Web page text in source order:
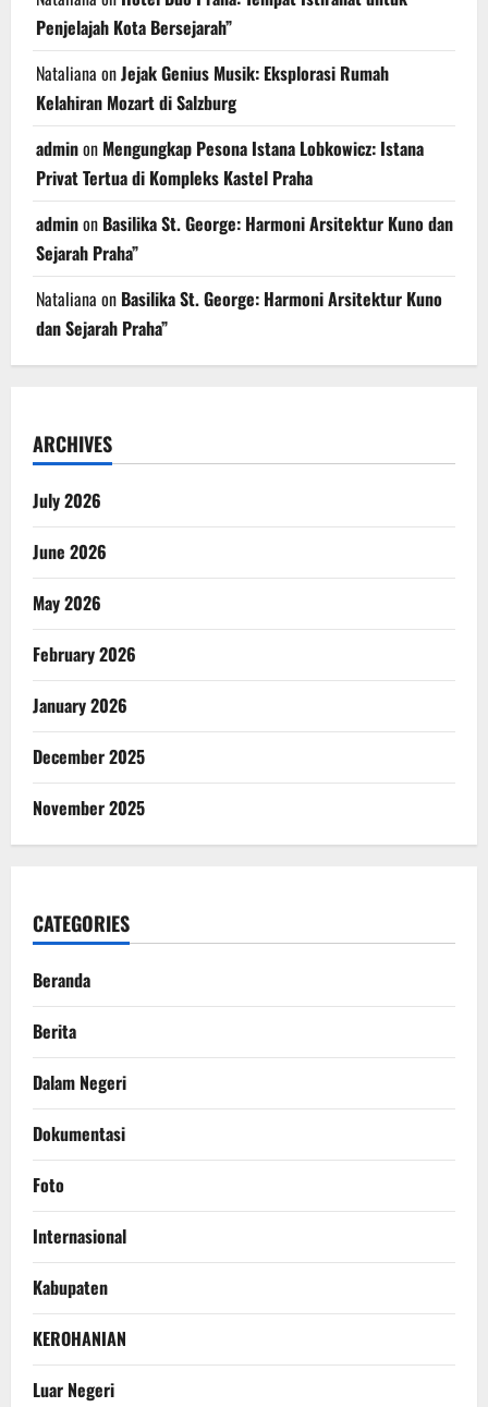
Penjelajah Kota Bersejarah”
Nataliana onJejak Genius Musik: Eksplorasi Rumah
Kelahiran Mozart di Salzburg
adminon Mengungkap Pesona Istana Lobkowicz: Istana
Privat Tertua di Kompleks Kastel Praha
adminon Basilika St. George: Harmoni Arsitektur Kuno dan
Sejarah Praha”
Nataliana on Basilika St. George: Harmoni Arsitektur Kuno
dan Sejarah Praha”
ARCHIVES
July 2026
June 2026
May 2026
February 2026
January 2026
December 2025
November 2025
CATEGORIES
Beranda
Berita
Dalam Negeri
Dokumentasi
Foto
Internasional
Kabupaten
KEROHANIAN
Luar Negeri